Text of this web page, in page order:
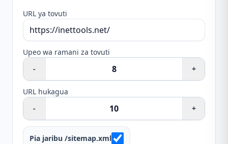
URL ya tovuti
Upeo wa ramani za tovuti
-
+
URL hukagua
-
+
Pia jaribu /sitemap.xml